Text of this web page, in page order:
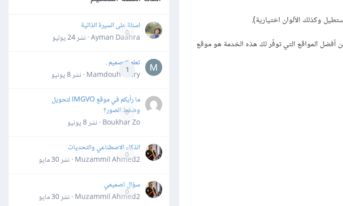
وكذلك الألوان اختيارية).
أفضل المواقع التي توفّر لكَ هذه الخدمة هو موقع
0
اسئلة على السيرة الذاتية
Ayman Daahra · نشر
24 يوليو
1
تعلم التصميم .
Mamdouh Khiry · نشر
8 يونيو
0
ما رأيكم في موقع IMGVO لتحويل
وضغط الصور؟
Boukhar Zo · نشر
8 يونيو
0
الذكاء الاصطناعي والتحديات
Muzammil Ahmed2 · نشر
30 مايو
0
سؤال تصميمي
Muzammil Ahmed2 · نشر
30 مايو